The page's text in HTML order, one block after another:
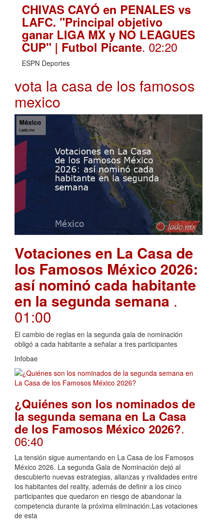
CHIVAS CAYÓ en PENALES vs
LAFC. "Principal objetivo
ganar LIGA MX y NO LEAGUES
CUP" | Futbol Picante. 02:20
ESPN Deportes
vota la casa de los famosos
mexico
Votaciones en La Casa de
los Famosos México 2026:
así nominó cada habitante
en la segunda semana .
01:00
El cambio de reglas en la segunda gala de nominación
obligó a cada habitante a señalar a tres participantes
Infobae
¿Quiénes son los nominados de
la segunda semana en La Casa
de los Famosos México 2026?.
06:40
La tensión sigue aumentando en La Casa de los Famosos
México 2026. La segunda Gala de Nominación dejó al
descubierto nuevas estrategias, alianzas y rivalidades entre
los habitantes del reality, además de definir a los cinco
participantes que quedaron en riesgo de abandonar la
competencia durante la próxima eliminación.Las votaciones
de esta